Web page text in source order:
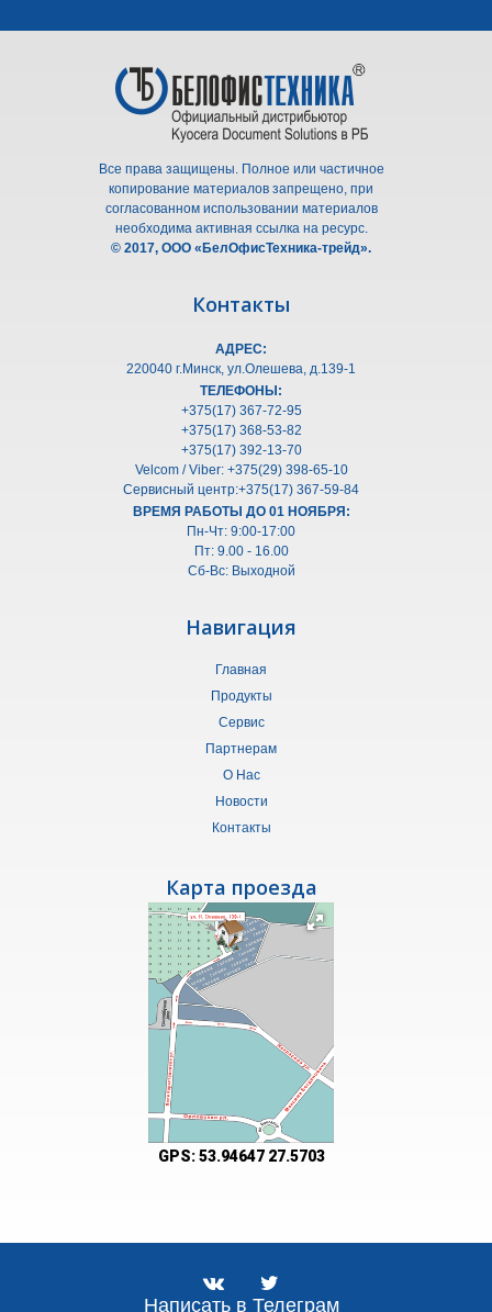
Все права защищены. Полное или частичное
копирование материалов запрещено, при
согласованном использовании материалов
необходима активная ссылка на ресурс.
© 2017, ООО «БелОфисТехника-трейд».
Контакты
АДРЕС:
220040 г.Минск, ул.Олешeва, д.139-1
ТЕЛЕФОНЫ:
+375(17) 367-72-95
+375(17) 368-53-82
+375(17) 392-13-70
Velcom / Viber: +375(29) 398-65-10
Сервисный центр:+375(17) 367-59-84
ВРЕМЯ РАБОТЫ ДО 01 НОЯБРЯ:
Пн-Чт: 9:00-17:00
Пт: 9.00 - 16.00
Сб-Вс: Выходной
Навигация
Главная
Продукты
Сервис
Партнерам
О Нас
Новости
Контакты
Карта проезда
GPS:53.94647 27.5703
Написать в Телеграм